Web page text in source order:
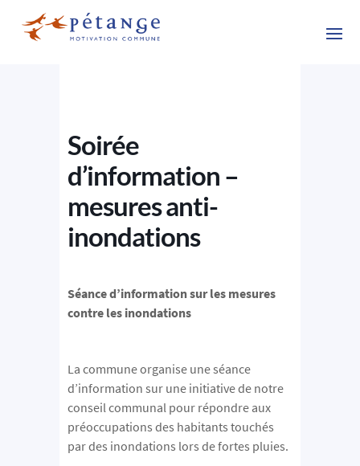
Soirée
d’information –
mesures anti-
inondations
Séance d’information sur les mesures
contre les inondations
La commune organise une séance
d’information sur une initiative de notre
conseil communal pour répondre aux
préoccupations des habitants touchés
par des inondations lors de fortes pluies.